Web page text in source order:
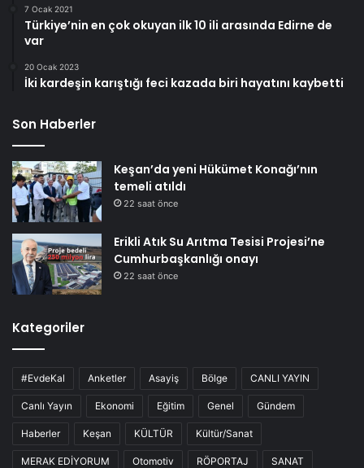
7 Ocak 2021
Türkiye’nin en çok okuyan ilk 10 ili arasında Edirne de
var
20 Ocak 2023
İki kardeşin karıştığı feci kazada biri hayatını kaybetti
Son Haberler
Keşan’da yeni Hükümet Konağı’nın
temeli atıldı
22 saat önce
Erikli Atık Su Arıtma Tesisi Projesi’ne
Cumhurbaşkanlığı onayı
22 saat önce
Kategoriler
#EvdeKal Anketler Asayiş Bölge CANLI YAYIN
Canlı Yayın Ekonomi Eğitim Genel Gündem
Haberler Keşan KÜLTÜR Kültür/Sanat
MERAK EDİYORUM Otomotiv RÖPORTAJ SANAT